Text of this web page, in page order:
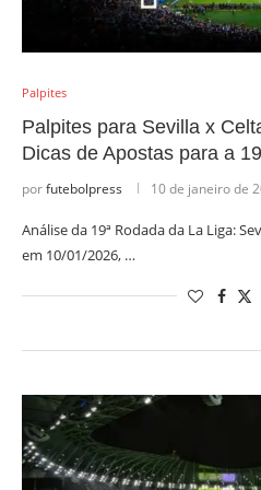
Palpites
Palpites para Sevilla x
Dicas de Apostas para a
porfutebolpress 10 de janeiro de
Análise da 19ª Rodada da La Liga:
em 10/01/2026, …